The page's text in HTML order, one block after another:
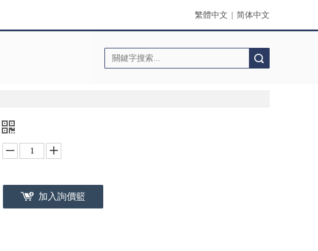
繁體中文 简体中文
加入詢價籃